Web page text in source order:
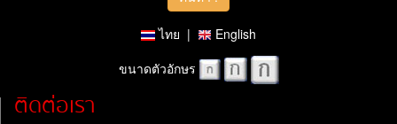
ไทย |
English
ขนาดตัวอักษร
ติดต่อเรา